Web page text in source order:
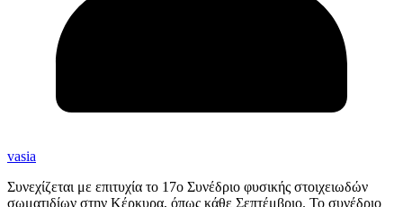
vasia
Συνεχίζεται με επιτυχία το 17ο Συνέδριο φυσικής στοιχειωδών
σωματιδίων στην Κέρκυρα, όπως κάθε Σεπτέμβριο. Το συνέδριο